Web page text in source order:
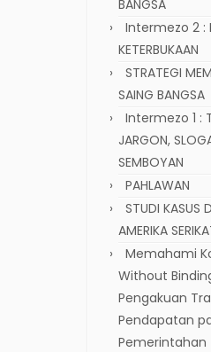
BANGSA
Intermezo 2 :
KETERBUKAAN
STRATEGI
SAING BANGSA
Intermezo 1 :
JARGON,
SEMBOYAN
PAHLAWAN
STUDI KASUS
AMERIKA
Memahami
Without
Pengakuan
Pendapatan
Pemerintahan